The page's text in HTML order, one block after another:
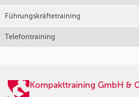
Führungskräftetraining
Telefontraining
Kompakttraining GmbH &